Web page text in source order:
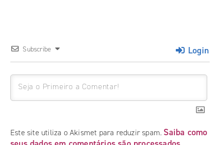
Subscribe Login
Este site utiliza o Akismet para reduzir spam. Saiba como